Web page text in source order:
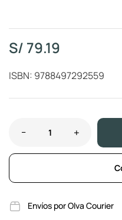
S/ 79.19
ISBN: 9788497292559
Envíos por Olva Courier